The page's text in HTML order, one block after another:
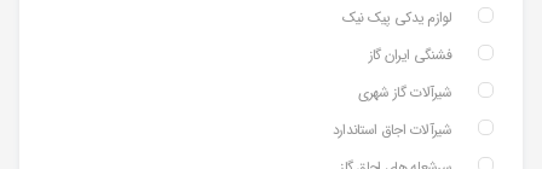
لوازم یدکی پیک نیک
فشنگی ایران گاز
شیرآلات گاز شهری
شیرآلات اجاق استاندارد